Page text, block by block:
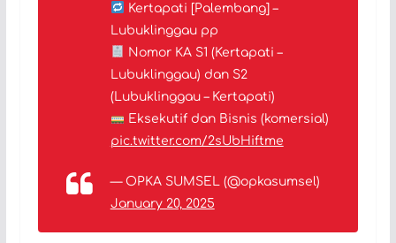
Kertapati [Palembang] –
Lubuklinggau pp
Nomor KA S1 (Kertapati –
Lubuklinggau) dan S2
(Lubuklinggau – Kertapati)
Eksekutif dan Bisnis (komersial)
pic.twitter.com/2sUbHiftme
— OPKA SUMSEL (@opkasumsel)
January 20, 2025